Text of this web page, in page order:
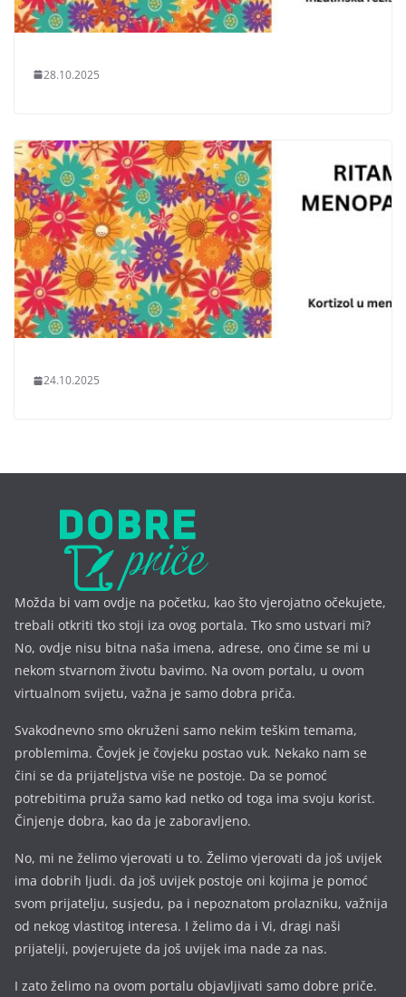
28.10.2025
24.10.2025
Možda bi vam ovdje na početku, kao što vjerojatno očekujete,
trebali otkriti tko stoji iza ovog portala. Tko smo ustvari mi?
No, ovdje nisu bitna naša imena, adrese, ono čime se mi u
nekom stvarnom životu bavimo. Na ovom portalu, u ovom
virtualnom svijetu, važna je samo dobra priča.
Svakodnevno smo okruženi samo nekim teškim temama,
problemima. Čovjek je čovjeku postao vuk. Nekako nam se
čini se da prijateljstva više ne postoje. Da se pomoć
potrebitima pruža samo kad netko od toga ima svoju korist.
Činjenje dobra, kao da je zaboravljeno.
No, mi ne želimo vjerovati u to. Želimo vjerovati da još uvijek
ima dobrih ljudi. da još uvijek postoje oni kojima je pomoć
svom prijatelju, susjedu, pa i nepoznatom prolazniku, važnija
od nekog vlastitog interesa. I želimo da i Vi, dragi naši
prijatelji, povjerujete da još uvijek ima nade za nas.
I zato želimo na ovom portalu objavljivati samo dobre priče.